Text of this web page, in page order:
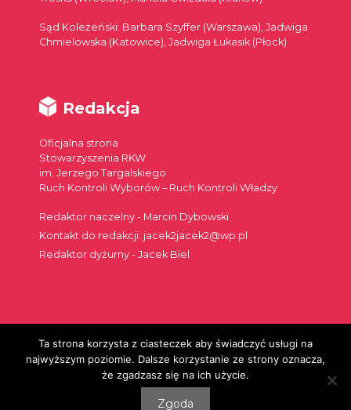
Sąd Koleżeński: Barbara Szyffer (Warszawa), Jadwiga
Chmielowska (Katowice), Jadwiga Łukasik (Płock)
Redakcja
Oficjalna strona
Stowarzyszenia RKW
im. Jerzego Targalskiego
Ruch Kontroli Wyborów – Ruch Kontroli Władzy
Redaktor naczelny - Marcin Dybowski
Kontakt do redakcji: jacek2jacek2@wp.pl
Redaktor dyżurny - Jacek Biel
Szukaj:
Ta strona korzysta z ciasteczek aby świadczyć usługi na
najwyższym poziomie. Dalsze korzystanie ze strony oznacza,
że zgadzasz się na ich użycie.
Zgoda